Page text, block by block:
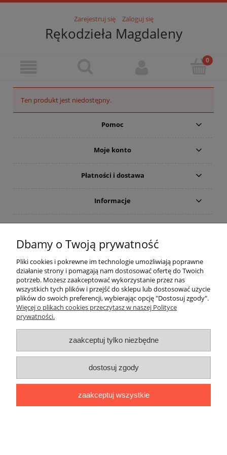
Zarejestruj się Zaloguj się
Rękodzieła Magdaleny
Ten produkt jest niedostępny.
Pomoc
Moje konto
Płatności i dostawa
Informacje
O mnie
Sklep internetowy Shoper.pl
Dbamy o Twoją prywatność
Pliki cookies i pokrewne im technologie umożliwiają poprawne
działanie strony i pomagają nam dostosować ofertę do Twoich
potrzeb. Możesz zaakceptować wykorzystanie przez nas
wszystkich tych plików i przejść do sklepu lub dostosować użycie
plików do swoich preferencji, wybierając opcję "Dostosuj zgody".
Więcej o plikach cookies przeczytasz w naszej Polityce
prywatności.
zaakceptuj tylko niezbędne
dostosuj zgody
zaakceptuj wszystkie